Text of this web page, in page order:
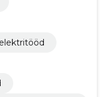
elektritööd